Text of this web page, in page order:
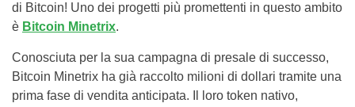
di Bitcoin! Uno dei progetti più promettenti in questo ambito
è Bitcoin Minetrix.
Conosciuta per la sua campagna di presale di successo,
Bitcoin Minetrix ha già raccolto milioni di dollari tramite una
prima fase di vendita anticipata. Il loro token nativo,